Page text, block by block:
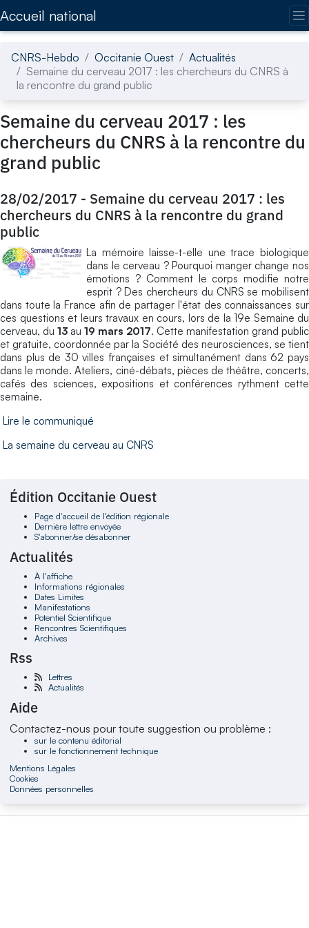
Accueil national
CNRS-Hebdo Occitanie Ouest
Actualités
Semaine du cerveau 2017 : les chercheurs du CNRS à
la rencontre du grand public
Semaine du cerveau 2017 : les
chercheurs du CNRS à la rencontre du
grand public
28/02/2017 - Semaine du cerveau 2017 : les
chercheurs du CNRS à la rencontre du grand
public
La mémoire laisse-t-elle une trace biologique
dans le cerveau ? Pourquoi manger change nos
émotions ? Comment le corps modifie notre
esprit ? Des chercheurs du CNRS se mobilisent
dans toute la France afin de partager l'état des connaissances sur
ces questions et leurs travaux en cours, lors de la 19e Semaine du
cerveau, du 13 au 19 mars 2017. Cette manifestation grand public
et gratuite, coordonnée par la Société des neurosciences, se tient
dans plus de 30 villes françaises et simultanément dans 62 pays
dans le monde. Ateliers, ciné-débats, pièces de théâtre, concerts,
cafés des sciences, expositions et conférences rythment cette
semaine.
Lire le communiqué
La semaine du cerveau au CNRS
Édition Occitanie Ouest
Page d'accueil de l'édition régionale
Dernière lettre envoyée
S'abonner/se désabonner
Actualités
À l'affiche
Informations régionales
Dates Limites
Manifestations
Potentiel Scientifique
Rencontres Scientifiques
Archives
Rss
Lettres
Actualités
Aide
Contactez-nous pour toute suggestion ou problème :
sur le contenu éditorial
sur le fonctionnement technique
Mentions Légales
Cookies
Données personnelles